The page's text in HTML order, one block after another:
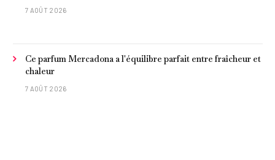
7 AOÛT 2026
Ce parfum Mercadona a l'équilibre parfait entre fraîcheur et
chaleur
7 AOÛT 2026